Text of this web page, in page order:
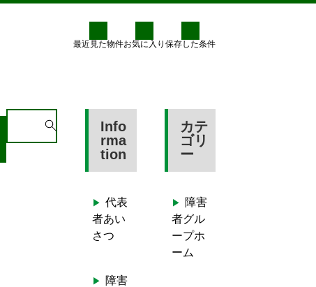
最近見た物件お気に入り 保存した条件
Info
rma
tion
代表
者あい
さつ
障害
カテ
ゴリ
ー
障害
者グル
ープホ
ーム